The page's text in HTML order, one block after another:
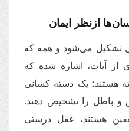
ازنظر ایمان
تشکیل می‌شود و همه که
از آیات، اشاره شده که
هستند؛ یک دسته کسانی
و باطل را تشخیص دهند.
هستند، عقل درستی